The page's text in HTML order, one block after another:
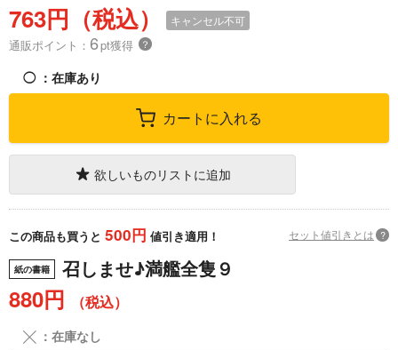
763円（税込） キャンセル不可
通販ポイント： 6pt獲得 ？
◯ ：在庫あり
カートに入れる
欲しいものリストに追加
この商品も買うと 500円 値引き適用！ セット値引きとは ?
紙の書籍 召しませ♪満艦全隻９
880円 （税込）
╳ ：在庫なし